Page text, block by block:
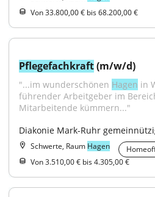
Von 33.800,00 € bis 68.200,00 €
Pflegefachkraft (m/w/d)
"...im wunderschönen Hagen in
führender Arbeitgeber im
Mitarbeitende kümmern..."
Diakonie Mark-Ruhr
Schwerte, Raum Hagen
Von 3.510,00 € bis 4.305,00 €